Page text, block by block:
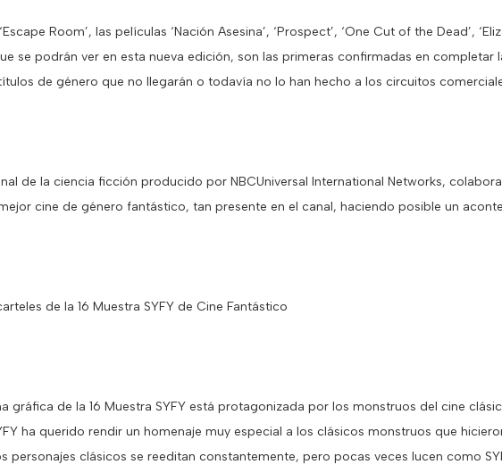
Room’, las películas ‘Nación Asesina’, ‘Prospect’, ‘One Cut of the Dead’,
se podrán ver en esta nueva edición, son las primeras confirmadas en completar
de género que no llegarán o todavía no lo han hecho a los circuitos
de la ciencia ficción producido por NBCUniversal International Networks,
cine de género fantástico, tan presente en el canal, haciendo posible un
de la 16 Muestra SYFY de Cine Fantástico
gráfica de la 16 Muestra SYFY está protagonizada por los monstruos del cine
ha querido rendir un homenaje muy especial a los clásicos monstruos que
personajes clásicos se reeditan constantemente, pero pocas veces lucen como